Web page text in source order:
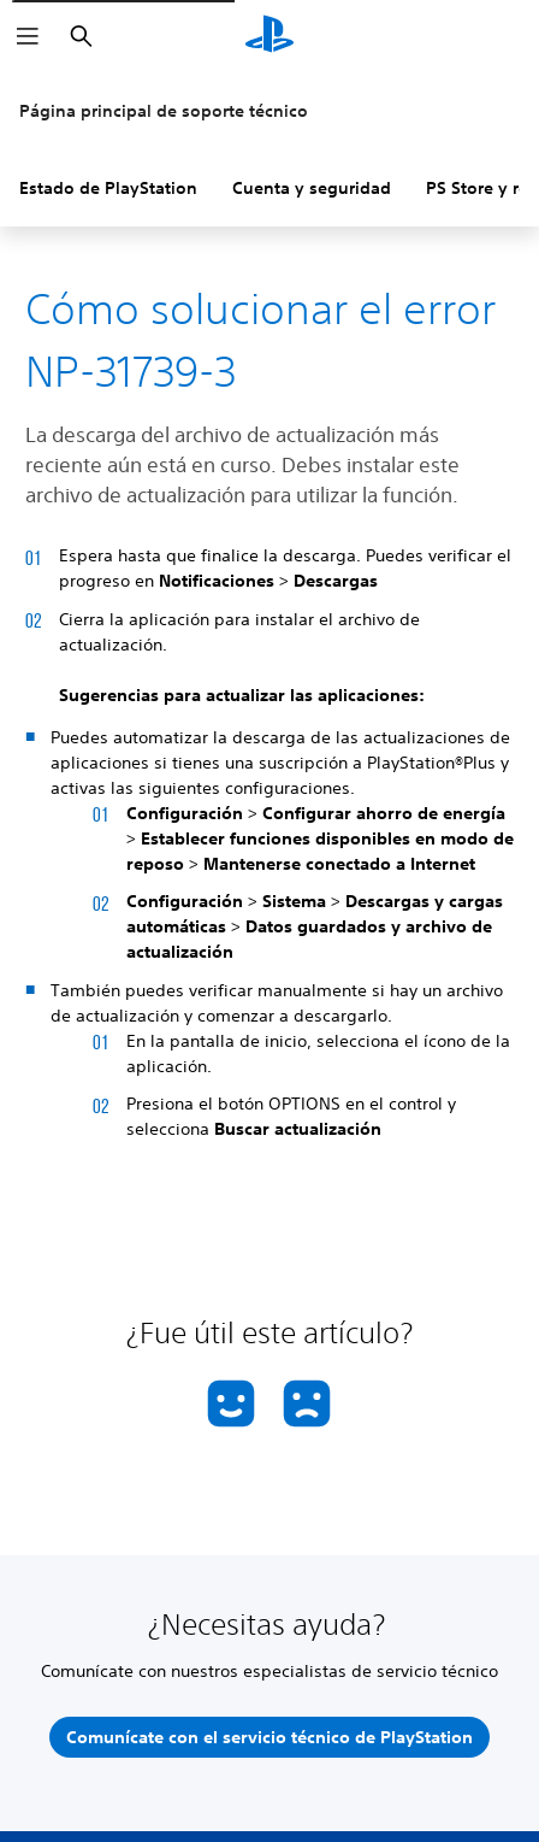
Buscar
Página principal de soporte técnico
Estado de PlayStation Cuenta y seguridad PS Store y
Cómo solucionar el error
NP-31739-3
La descarga del archivo de actualización más
reciente aún está en curso. Debes instalar este
archivo de actualización para utilizar la función.
Espera hasta que finalice la descarga. Puedes verificar el
progreso en Notificaciones > Descargas
Cierra la aplicación para instalar el archivo de
actualización.
Sugerencias para actualizar las aplicaciones:
Puedes automatizar la descarga de las actualizaciones de
aplicaciones si tienes una suscripción a PlayStation®Plus y
activas las siguientes configuraciones.
Configuración > Configurar ahorro de energía
> Establecer funciones disponibles en modo de
reposo > Mantenerse conectado a Internet
Configuración > Sistema > Descargas y cargas
automáticas > Datos guardados y archivo de
actualización
También puedes verificar manualmente si hay un archivo
de actualización y comenzar a descargarlo.
En la pantalla de inicio, selecciona el ícono de la
aplicación.
Presiona el botón OPTIONS en el control y
selecciona Buscar actualización
¿Fue útil este artículo?
¿Necesitas ayuda?
Comunícate con nuestros especialistas de servicio técnico
Comunícate con el servicio técnico de PlayStation